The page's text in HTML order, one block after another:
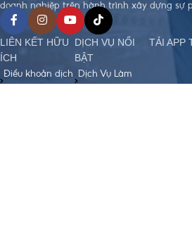
doanh nghiệp trên hành trình xây dựng sự
LIÊN KẾT HỮU
ÍCH
Điều khoản dịch
DỊCH VỤ NỔI
BẬT
Dịch Vụ Làm
TẢI APP